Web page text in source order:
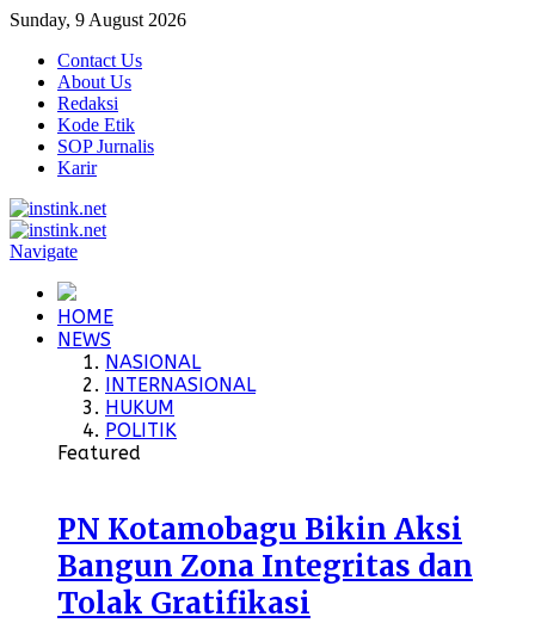
Sunday, 9 August 2026
Contact Us
About Us
Redaksi
Kode Etik
SOP Jurnalis
Karir
Navigate
HOME
NEWS
NASIONAL
INTERNASIONAL
HUKUM
POLITIK
Featured
PN Kotamobagu Bikin Aksi
Bangun Zona Integritas dan
Tolak Gratifikasi